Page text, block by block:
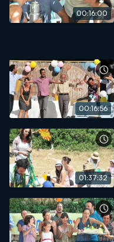
00:16:00
00:16:56
01:37:32